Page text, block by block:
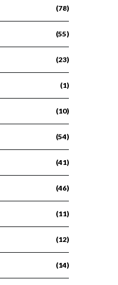
(78)
(55)
(23)
(1)
(10)
(54)
(41)
(46)
(11)
(12)
(14)